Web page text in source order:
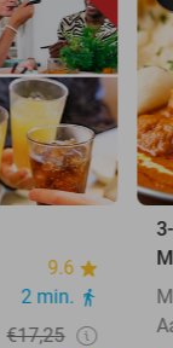
9.6
2 min.
€17,25